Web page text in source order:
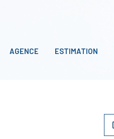
AGENCE ESTIMATION